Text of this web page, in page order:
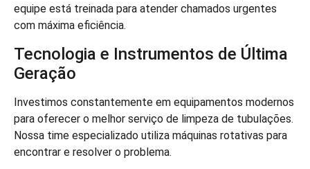
equipe está treinada para atender chamados urgentes
com máxima eficiência.
Tecnologia e Instrumentos de Última
Geração
Investimos constantemente em equipamentos modernos
para oferecer o melhor serviço de limpeza de tubulações.
Nossa time especializado utiliza máquinas rotativas para
encontrar e resolver o problema.